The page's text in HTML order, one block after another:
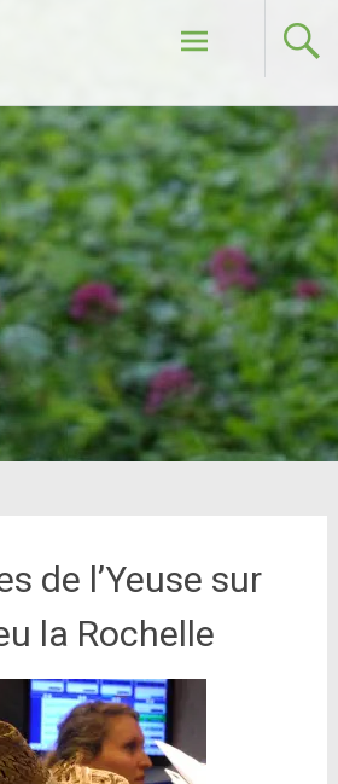
de l’Yeuse sur
la Rochelle